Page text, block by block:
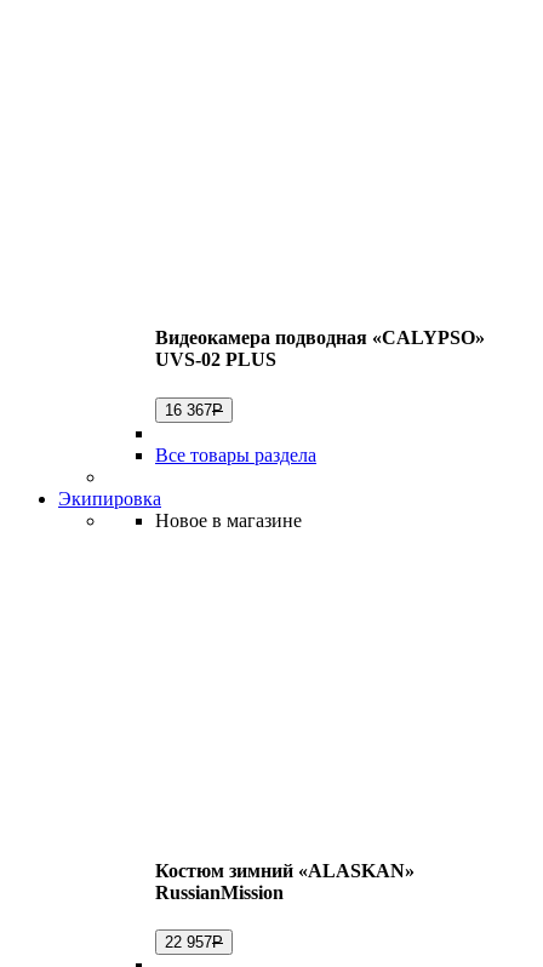
Видеокамера подводная «CALYPSO»
UVS-02 PLUS
16 367Р
Все товары раздела
Экипировка
Новое в магазине
Костюм зимний «ALASKAN»
RussianMission
22 957Р